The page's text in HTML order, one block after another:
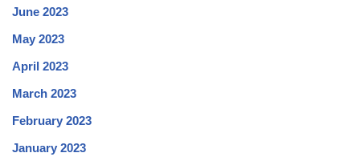
June 2023
May 2023
April 2023
March 2023
February 2023
January 2023